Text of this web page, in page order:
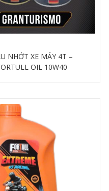
NHỚT XE MÁY 4T –
OIL 10W40